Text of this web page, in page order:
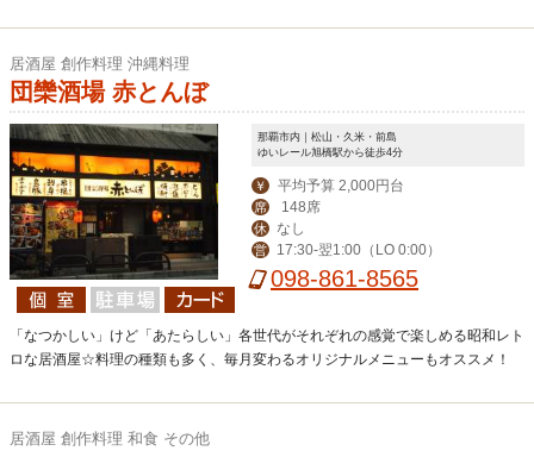
居酒屋 創作料理 沖縄料理
団欒酒場 赤とんぼ
那覇市内｜松山・久米・前島
ゆいレール旭橋駅から徒歩4分
￥ 平均予算 2,000円台
席 148席
休 なし
営 17:30-翌1:00（LO 0:00）
098-861-8565
「なつかしい」けど「あたらしい」各世代がそれぞれの感覚で楽しめる昭和レト
ロな居酒屋☆料理の種類も多く、毎月変わるオリジナルメニューもオススメ！
居酒屋 創作料理 和食 その他